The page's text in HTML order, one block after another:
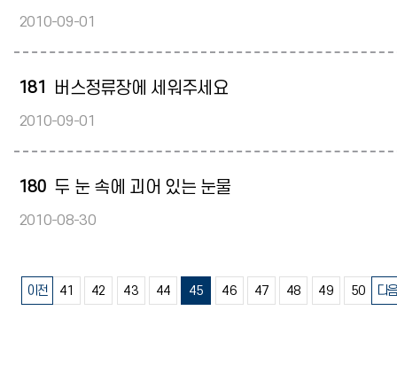
2010-09-01
181 버스정류장에 세워주세요
2010-09-01
180 두 눈 속에 괴어 있는 눈물
2010-08-30
이전 41 42 43 44 45 46 47 48 49 50 다